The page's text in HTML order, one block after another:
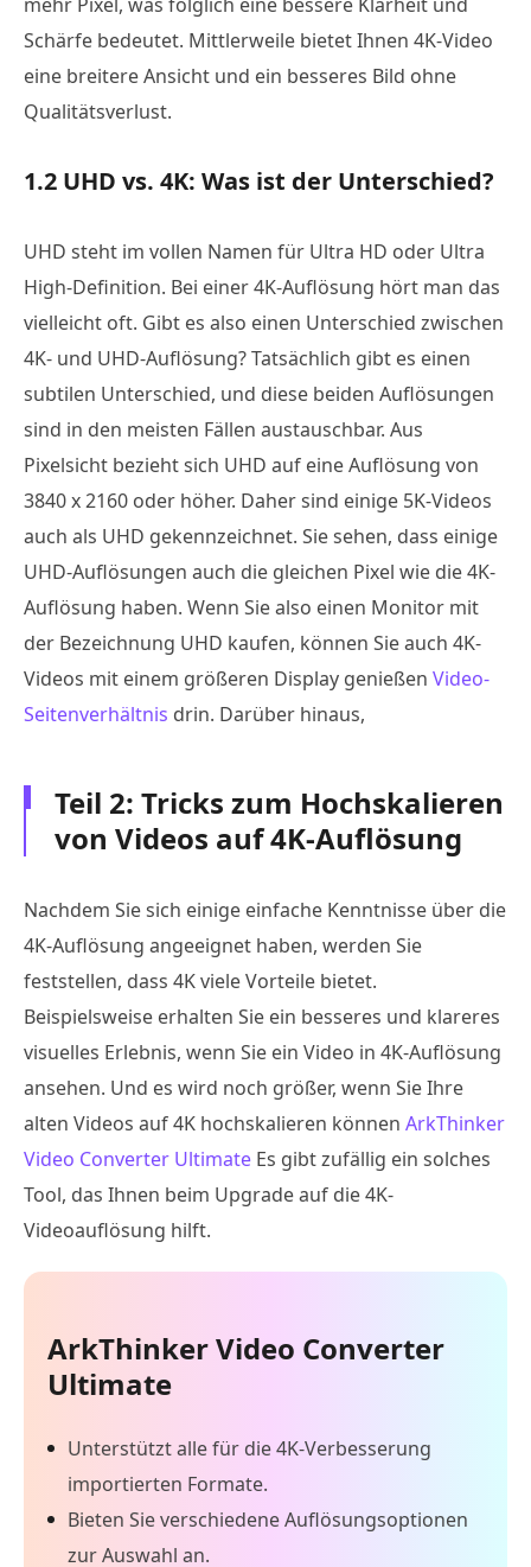
Schärfe bedeutet. Mittlerweile bietet Ihnen 4K-Video
eine breitere Ansicht und ein besseres Bild ohne
Qualitätsverlust.
1.2 UHD vs. 4K: Was ist der Unterschied?
UHD steht im vollen Namen für Ultra HD oder Ultra
High-Definition. Bei einer 4K-Auflösung hört man das
vielleicht oft. Gibt es also einen Unterschied zwischen
4K- und UHD-Auflösung? Tatsächlich gibt es einen
subtilen Unterschied, und diese beiden Auflösungen
sind in den meisten Fällen austauschbar. Aus
Pixelsicht bezieht sich UHD auf eine Auflösung von
3840 x 2160 oder höher. Daher sind einige 5K-Videos
auch als UHD gekennzeichnet. Sie sehen, dass einige
UHD-Auflösungen auch die gleichen Pixel wie die 4K-
Auflösung haben. Wenn Sie also einen Monitor mit
der Bezeichnung UHD kaufen, können Sie auch 4K-
Videos mit einem größeren Display genießen Video-
Seitenverhältnis drin. Darüber hinaus,
Teil 2: Tricks zum Hochskalieren
von Videos auf 4K-Auflösung
Nachdem Sie sich einige einfache Kenntnisse über die
4K-Auflösung angeeignet haben, werden Sie
feststellen, dass 4K viele Vorteile bietet.
Beispielsweise erhalten Sie ein besseres und klareres
visuelles Erlebnis, wenn Sie ein Video in 4K-Auflösung
ansehen. Und es wird noch größer, wenn Sie Ihre
alten Videos auf 4K hochskalieren können ArkThinker
Video Converter Ultimate Es gibt zufällig ein solches
Tool, das Ihnen beim Upgrade auf die 4K-
Videoauflösung hilft.
ArkThinker Video Converter
Ultimate
Unterstützt alle für die 4K-Verbesserung
importierten Formate.
Bieten Sie verschiedene Auflösungsoptionen
zur Auswahl an.